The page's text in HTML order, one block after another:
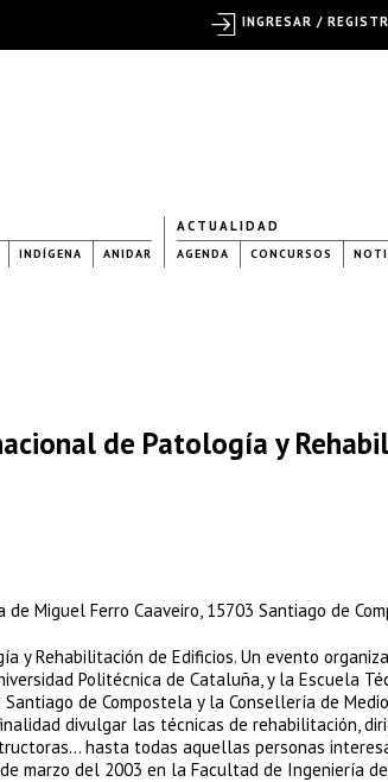
INDÍGENA ANIDAR
ACTUALIDAD
AGENDA CONCURSOS
de Patología y
Miguel Ferro Caaveiro, 15703 Santiago de
y Rehabilitación de Edificios. Un evento
Politécnica de Cataluña, y la Escuela
de Compostela y la Consellería de
divulgar las técnicas de rehabilitación,
hasta todas aquellas personas
marzo del 2003 en la Facultad de Ingeniería
INGRESAR /